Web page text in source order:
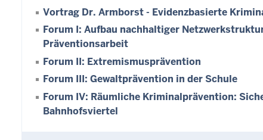
Vortrag Dr. Armborst - Evidenzbasierte
Forum I: Aufbau nachhaltiger
Präventionsarbeit
Forum II: Extremismusprävention
Forum III: Gewaltprävention in der Schule
Forum IV: Räumliche Kriminalprävention:
Bahnhofsviertel